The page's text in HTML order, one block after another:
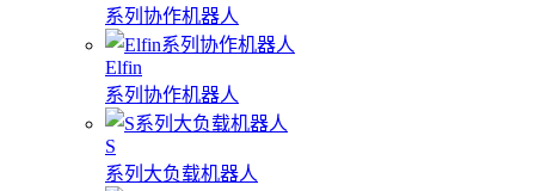
系列协作机器人
Elfin
系列协作机器人
S
系列大负载机器人